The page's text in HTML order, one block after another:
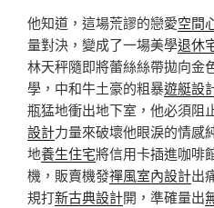
他知道，這場荒謬的戀愛空間
量對決，變成了一場美學退休
林天秤隨即將蕾絲絲帶拋向金
學，中和牛土豪的粗暴遊艇設
瓶猛地衝出地下室，他必須阻
設計力量來破壞他眼淚的情感
地養生住宅將信用卡插進咖啡
機，販賣機發禪風室內設計出
規打新古典設計開，準確量出